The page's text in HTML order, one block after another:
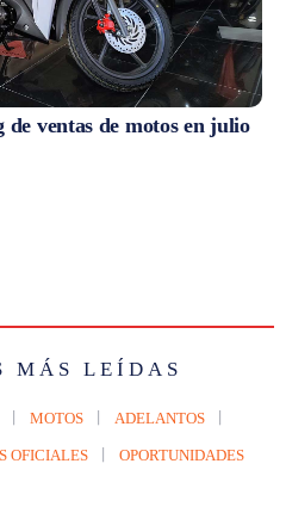
ventas de motos en julio
MÁS LEÍDAS
MOTOS ADELANTOS
OFICIALES OPORTUNIDADES